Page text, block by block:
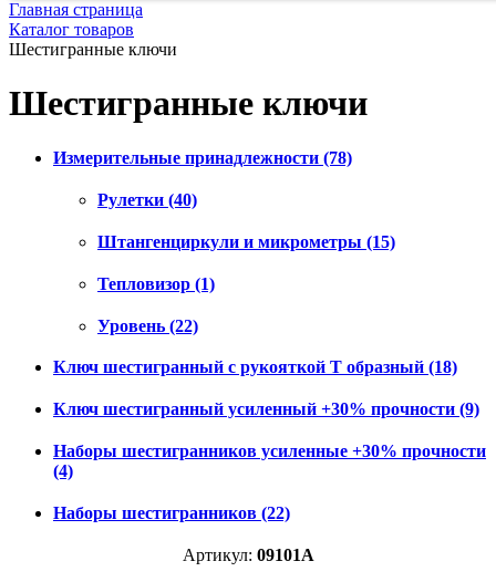
Главная страница
Каталог товаров
Шестигранные ключи
Шестигранные ключи
Измерительные принадлежности (78)
Рулетки (40)
Штангенциркули и микрометры (15)
Тепловизор (1)
Уровень (22)
Ключ шестигранный с рукояткой Т образный (18)
Ключ шестигранный усиленный +30% прочности (9)
Наборы шестигранников усиленные +30% прочности
(4)
Наборы шестигранников (22)
Артикул: 09101A